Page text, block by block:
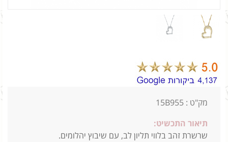
מק"ט : 15B955
תיאור התכשיט:
שרשרת זהב בלווי תליון לב, עם שיבוץ יהלומים.